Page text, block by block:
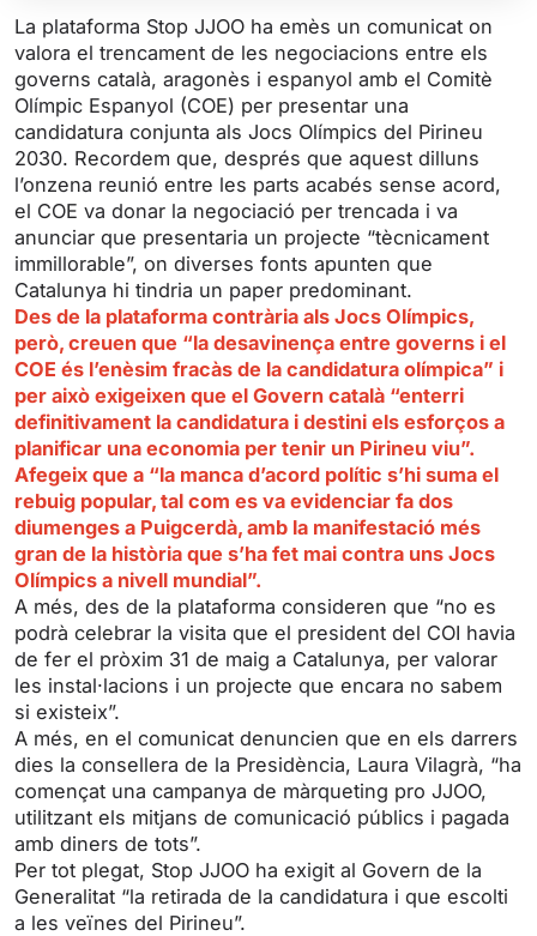
a
y
u
t
e
t
t
n
g
s
P
l
e
e
La plataforma Stop JJOO ha emès un comunicat on
valora el trencament de les negociacions entre els
governs català, aragonès i espanyol amb el Comitè
Olímpic Espanyol (COE) per presentar una
candidatura conjunta als Jocs Olímpics del Pirineu
2030. Recordem que, després que aquest dilluns
l’onzena reunió entre les parts acabés sense acord,
el COE va donar la negociació per trencada i va
anunciar que presentaria un projecte “tècnicament
immillorable”, on diverses fonts apunten que
Catalunya hi tindria un paper predominant.
Des de la plataforma contrària als Jocs Olímpics,
però, creuen que “la desavinença entre governs i el
COE és l’enèsim fracàs de la candidatura olímpica” i
per això exigeixen que el Govern català “enterri
definitivament la candidatura i destini els esforços a
planificar una economia per tenir un Pirineu viu”.
Afegeix que a “la manca d’acord polític s’hi suma el
rebuig popular, tal com es va evidenciar fa dos
diumenges a Puigcerdà, amb la manifestació més
gran de la història que s’ha fet mai contra uns Jocs
Olímpics a nivell mundial”.
A més, des de la plataforma consideren que “no es
podrà celebrar la visita que el president del COI havia
de fer el pròxim 31 de maig a Catalunya, per valorar
les instal·lacions i un projecte que encara no sabem
si existeix”.
A més, en el comunicat denuncien que en els darrers
dies la consellera de la Presidència, Laura Vilagrà, “ha
començat una campanya de màrqueting pro JJOO,
utilitzant els mitjans de comunicació públics i pagada
amb diners de tots”.
Per tot plegat, Stop JJOO ha exigit al Govern de la
Generalitat “la retirada de la candidatura i que escolti
a les veïnes del Pirineu”.